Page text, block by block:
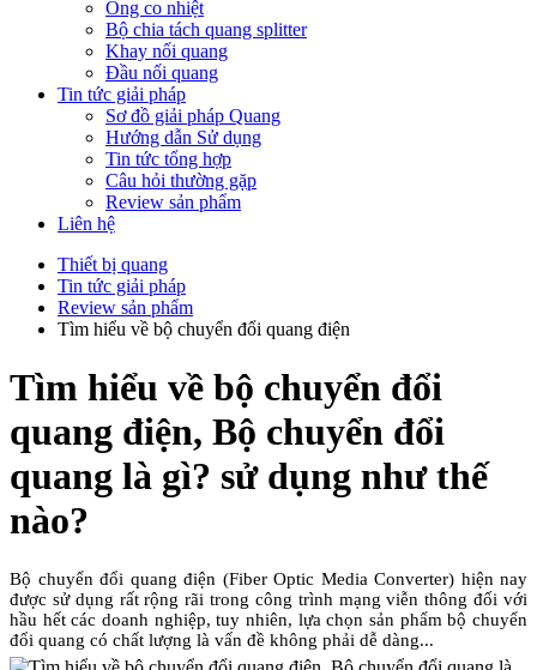
Ống co nhiệt
Bộ chia tách quang splitter
Khay nối quang
Đầu nối quang
Tin tức giải pháp
Sơ đồ giải pháp Quang
Hướng dẫn Sử dụng
Tin tức tổng hợp
Câu hỏi thường gặp
Review sản phẩm
Liên hệ
Thiết bị quang
Tin tức giải pháp
Review sản phẩm
Tìm hiểu về bộ chuyển đổi quang điện
Tìm hiểu về bộ chuyển đổi
quang điện, Bộ chuyển đổi
quang là gì? sử dụng như thế
nào?
Bộ chuyển đổi quang điện (Fiber Optic Media Converter) hiện nay
được sử dụng rất rộng rãi trong công trình mạng viễn thông đối với
hầu hết các doanh nghiệp, tuy nhiên, lựa chọn sản phẩm bộ chuyển
đổi quang có chất lượng là vấn đề không phải dễ dàng...